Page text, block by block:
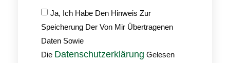
Ja, Ich Habe Den Hinweis Zur
Speicherung Der Von Mir Übertragenen
Daten Sowie
Die Datenschutzerklärung Gelesen